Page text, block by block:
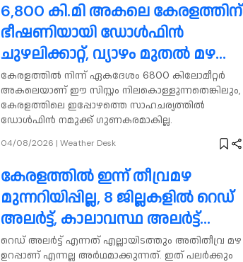
6,800 കി.മി അകലെ കേരളത്തിന്
ഭീഷണിയായി ഡോൾഫിൻ
ചുഴലിക്കാറ്റ്, വ്യാഴം മുതൽ മഴ
ശക്തമാകാൻ സാധ്യത
കേരളത്തിൽ നിന്ന് ഏകദേശം 6800 കിലോമീറ്റർ
അകലെയാണ് ഈ സിസ്റ്റം നിലകൊള്ളുന്നതെങ്കിലും,
കേരളത്തിലെ ഇപ്പോഴത്തെ സാഹചര്യത്തിൽ
ഡോൾഫിൻ നമുക്ക് ഗുണകരമാകില്ല.
04/08/2026 | Weather Desk
കേരളത്തിൽ ഇന്ന് തീവ്രമഴ
മുന്നറിയിപ്പില്ല, 8 ജില്ലകളിൽ റെഡ്
അലർട്ട്, കാലാവസ്ഥ അലർട്ട്
വായിക്കാൻ പഠിക്കാം
റെഡ് അലർട്ട് എന്നത് എല്ലായിടത്തും അതിതീവ്ര മഴ
ഉറപ്പാണ് എന്നല്ല അർഥമാക്കുന്നത്. ഇത് പലർക്കും